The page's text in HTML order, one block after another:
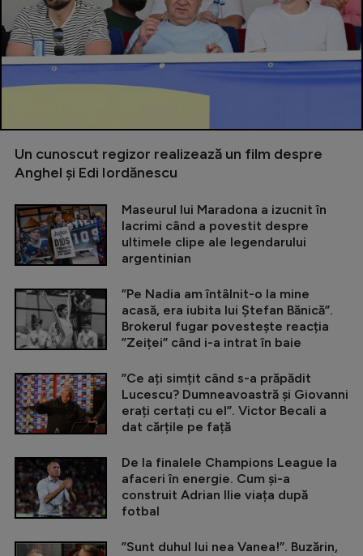
Un cunoscut regizor realizează un film despre
Anghel și Edi Iordănescu
Maseurul lui Maradona a izucnit în
lacrimi când a povestit despre
ultimele clipe ale legendarului
argentinian
”Pe Nadia am întâlnit-o la mine
acasă, era iubita lui Ștefan Bănică”.
Brokerul fugar povestește reacția
”Zeiței” când i-a intrat în baie
”Ce ați simțit când s-a prăpădit
Lucescu? Dumneavoastră și Giovanni
erați certați cu el”. Victor Becali a
dat cărțile pe față
De la finalele Champions League la
afaceri în energie. Cum și-a
construit Adrian Ilie viața după
fotbal
”Sunt duhul lui nea Vanea!”. Buzărin,